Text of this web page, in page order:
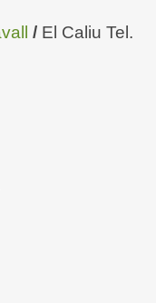
/ El Caliu Tel.